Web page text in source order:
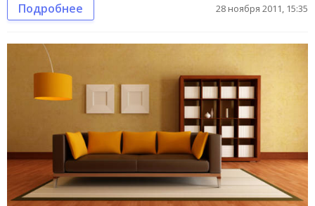
Подробнее 28 ноября 2011, 15:35